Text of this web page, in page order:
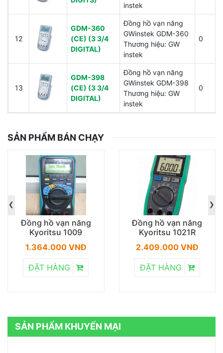
instek
12
GDM-360
(CE) (3 3/4
DIGITAL)
Đồng hồ vạn năng
GWinstek GDM-360
Thương hiệu: GW
instek
0
13
GDM-398
(CE) (3 3/4
DIGITAL)
Đồng hồ vạn năng
GWinstek GDM-398
Thương hiệu: GW
instek
0
SẢN PHẨM BÁN CHẠY
Đồng hồ vạn năng
Kyoritsu 1009
1.364.000 VNĐ
ĐẶT HÀNG
Đồng hồ vạn năng
Kyoritsu 1021R
2.409.000 VNĐ
ĐẶT HÀNG
‹ ›
SẢN PHẨM KHUYẾN MẠI